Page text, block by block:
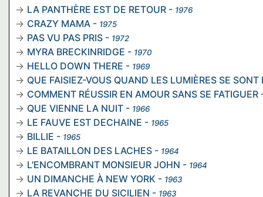
LA PANTHÈRE EST DE RETOUR - 1976
CRAZY MAMA - 1975
PAS VU PAS PRIS - 1972
MYRA BRECKINRIDGE - 1970
HELLO DOWN THERE - 1969
QUE FAISIEZ-VOUS QUAND LES LUMIÈRES SE SONT
COMMENT RÉUSSIR EN AMOUR SANS SE FATIGUER
QUE VIENNE LA NUIT - 1966
LE FAUVE EST DECHAINE - 1965
BILLIE - 1965
LE BATAILLON DES LACHES - 1964
L'ENCOMBRANT MONSIEUR JOHN - 1964
UN DIMANCHE À NEW YORK - 1963
LA REVANCHE DU SICILIEN - 1963